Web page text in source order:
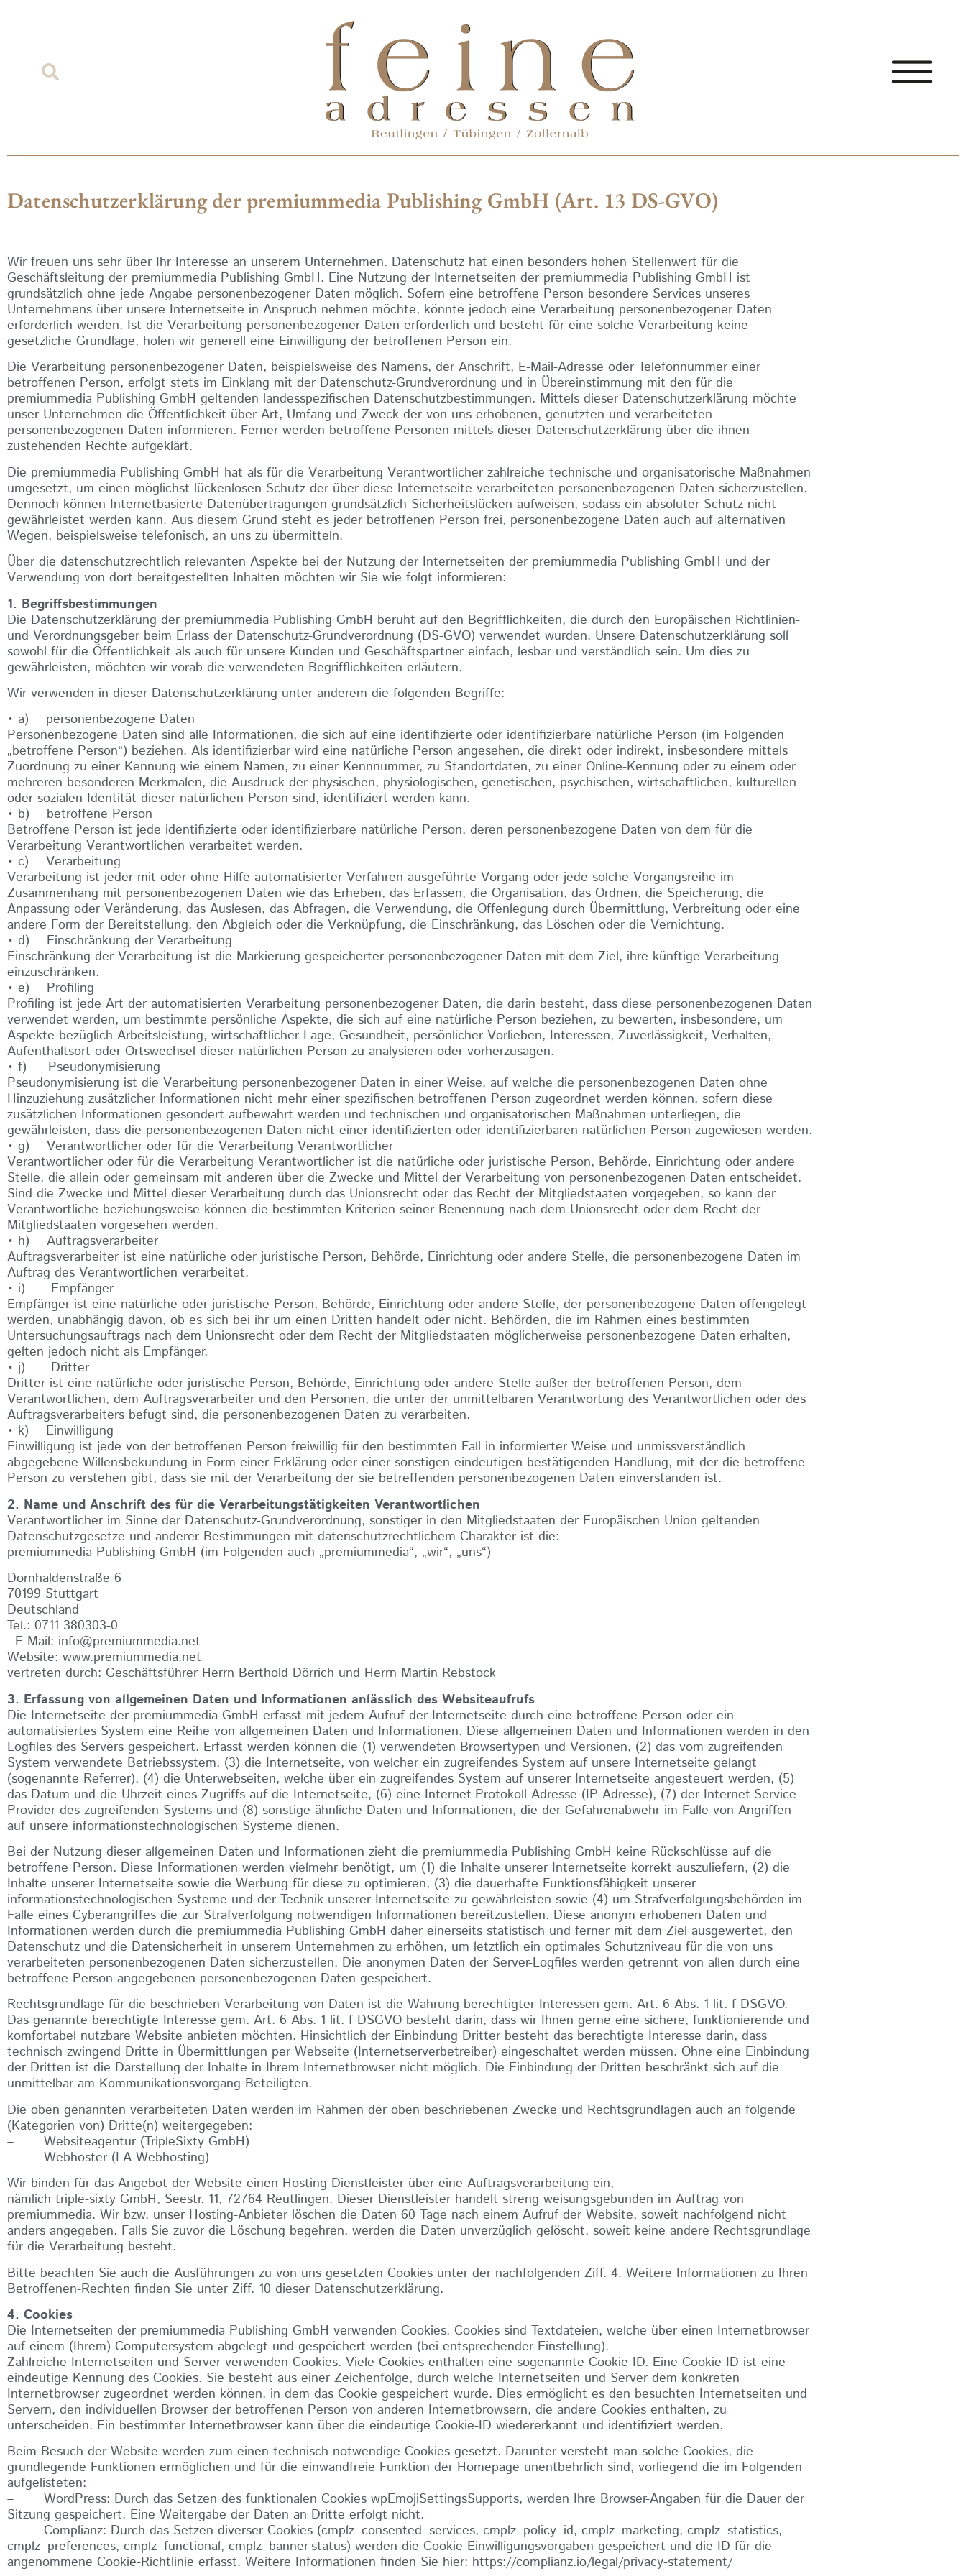
Datenschutzerklärung der premiummedia Publishing GmbH (Art. 13 DS-GVO)
Wir freuen uns sehr über Ihr Interesse an unserem Unternehmen. Datenschutz hat einen besonders hohen Stellenwert für die
Geschäftsleitung der premiummedia Publishing GmbH. Eine Nutzung der Internetseiten der premiummedia Publishing GmbH ist
grundsätzlich ohne jede Angabe personenbezogener Daten möglich. Sofern eine betroffene Person besondere Services unseres
Unternehmens über unsere Internetseite in Anspruch nehmen möchte, könnte jedoch eine Verarbeitung personenbezogener Daten
erforderlich werden. Ist die Verarbeitung personenbezogener Daten erforderlich und besteht für eine solche Verarbeitung keine
gesetzliche Grundlage, holen wir generell eine Einwilligung der betroffenen Person ein.
Die Verarbeitung personenbezogener Daten, beispielsweise des Namens, der Anschrift, E-Mail-Adresse oder Telefonnummer einer
betroffenen Person, erfolgt stets im Einklang mit der Datenschutz-Grundverordnung und in Übereinstimmung mit den für die
premiummedia Publishing GmbH geltenden landesspezifischen Datenschutzbestimmungen. Mittels dieser Datenschutzerklärung möchte
unser Unternehmen die Öffentlichkeit über Art, Umfang und Zweck der von uns erhobenen, genutzten und verarbeiteten
personenbezogenen Daten informieren. Ferner werden betroffene Personen mittels dieser Datenschutzerklärung über die ihnen
zustehenden Rechte aufgeklärt.
Die premiummedia Publishing GmbH hat als für die Verarbeitung Verantwortlicher zahlreiche technische und organisatorische Maßnahmen
umgesetzt, um einen möglichst lückenlosen Schutz der über diese Internetseite verarbeiteten personenbezogenen Daten sicherzustellen.
Dennoch können Internetbasierte Datenübertragungen grundsätzlich Sicherheitslücken aufweisen, sodass ein absoluter Schutz nicht
gewährleistet werden kann. Aus diesem Grund steht es jeder betroffenen Person frei, personenbezogene Daten auch auf alternativen
Wegen, beispielsweise telefonisch, an uns zu übermitteln.
Über die datenschutzrechtlich relevanten Aspekte bei der Nutzung der Internetseiten der premiummedia Publishing GmbH und der
Verwendung von dort bereitgestellten Inhalten möchten wir Sie wie folgt informieren:
1. Begriffsbestimmungen
Die Datenschutzerklärung der premiummedia Publishing GmbH beruht auf den Begrifflichkeiten, die durch den Europäischen Richtlinien-
und Verordnungsgeber beim Erlass der Datenschutz-Grundverordnung (DS-GVO) verwendet wurden. Unsere Datenschutzerklärung soll
sowohl für die Öffentlichkeit als auch für unsere Kunden und Geschäftspartner einfach, lesbar und verständlich sein. Um dies zu
gewährleisten, möchten wir vorab die verwendeten Begrifflichkeiten erläutern.
Wir verwenden in dieser Datenschutzerklärung unter anderem die folgenden Begriffe:
• a) personenbezogene Daten
Personenbezogene Daten sind alle Informationen, die sich auf eine identifizierte oder identifizierbare natürliche Person (im Folgenden
„betroffene Person“) beziehen. Als identifizierbar wird eine natürliche Person angesehen, die direkt oder indirekt, insbesondere mittels
Zuordnung zu einer Kennung wie einem Namen, zu einer Kennnummer, zu Standortdaten, zu einer Online-Kennung oder zu einem oder
mehreren besonderen Merkmalen, die Ausdruck der physischen, physiologischen, genetischen, psychischen, wirtschaftlichen, kulturellen
oder sozialen Identität dieser natürlichen Person sind, identifiziert werden kann.
• b) betroffene Person
Betroffene Person ist jede identifizierte oder identifizierbare natürliche Person, deren personenbezogene Daten von dem für die
Verarbeitung Verantwortlichen verarbeitet werden.
• c) Verarbeitung
Verarbeitung ist jeder mit oder ohne Hilfe automatisierter Verfahren ausgeführte Vorgang oder jede solche Vorgangsreihe im
Zusammenhang mit personenbezogenen Daten wie das Erheben, das Erfassen, die Organisation, das Ordnen, die Speicherung, die
Anpassung oder Veränderung, das Auslesen, das Abfragen, die Verwendung, die Offenlegung durch Übermittlung, Verbreitung oder eine
andere Form der Bereitstellung, den Abgleich oder die Verknüpfung, die Einschränkung, das Löschen oder die Vernichtung.
• d) Einschränkung der Verarbeitung
Einschränkung der Verarbeitung ist die Markierung gespeicherter personenbezogener Daten mit dem Ziel, ihre künftige Verarbeitung
einzuschränken.
• e) Profiling
Profiling ist jede Art der automatisierten Verarbeitung personenbezogener Daten, die darin besteht, dass diese personenbezogenen Daten
verwendet werden, um bestimmte persönliche Aspekte, die sich auf eine natürliche Person beziehen, zu bewerten, insbesondere, um
Aspekte bezüglich Arbeitsleistung, wirtschaftlicher Lage, Gesundheit, persönlicher Vorlieben, Interessen, Zuverlässigkeit, Verhalten,
Aufenthaltsort oder Ortswechsel dieser natürlichen Person zu analysieren oder vorherzusagen.
• f) Pseudonymisierung
Pseudonymisierung ist die Verarbeitung personenbezogener Daten in einer Weise, auf welche die personenbezogenen Daten ohne
Hinzuziehung zusätzlicher Informationen nicht mehr einer spezifischen betroffenen Person zugeordnet werden können, sofern diese
zusätzlichen Informationen gesondert aufbewahrt werden und technischen und organisatorischen Maßnahmen unterliegen, die
gewährleisten, dass die personenbezogenen Daten nicht einer identifizierten oder identifizierbaren natürlichen Person zugewiesen werden.
• g) Verantwortlicher oder für die Verarbeitung Verantwortlicher
Verantwortlicher oder für die Verarbeitung Verantwortlicher ist die natürliche oder juristische Person, Behörde, Einrichtung oder andere
Stelle, die allein oder gemeinsam mit anderen über die Zwecke und Mittel der Verarbeitung von personenbezogenen Daten entscheidet.
Sind die Zwecke und Mittel dieser Verarbeitung durch das Unionsrecht oder das Recht der Mitgliedstaaten vorgegeben, so kann der
Verantwortliche beziehungsweise können die bestimmten Kriterien seiner Benennung nach dem Unionsrecht oder dem Recht der
Mitgliedstaaten vorgesehen werden.
• h) Auftragsverarbeiter
Auftragsverarbeiter ist eine natürliche oder juristische Person, Behörde, Einrichtung oder andere Stelle, die personenbezogene Daten im
Auftrag des Verantwortlichen verarbeitet.
• i) Empfänger
Empfänger ist eine natürliche oder juristische Person, Behörde, Einrichtung oder andere Stelle, der personenbezogene Daten offengelegt
werden, unabhängig davon, ob es sich bei ihr um einen Dritten handelt oder nicht. Behörden, die im Rahmen eines bestimmten
Untersuchungsauftrags nach dem Unionsrecht oder dem Recht der Mitgliedstaaten möglicherweise personenbezogene Daten erhalten,
gelten jedoch nicht als Empfänger.
• j) Dritter
Dritter ist eine natürliche oder juristische Person, Behörde, Einrichtung oder andere Stelle außer der betroffenen Person, dem
Verantwortlichen, dem Auftragsverarbeiter und den Personen, die unter der unmittelbaren Verantwortung des Verantwortlichen oder des
Auftragsverarbeiters befugt sind, die personenbezogenen Daten zu verarbeiten.
• k) Einwilligung
Einwilligung ist jede von der betroffenen Person freiwillig für den bestimmten Fall in informierter Weise und unmissverständlich
abgegebene Willensbekundung in Form einer Erklärung oder einer sonstigen eindeutigen bestätigenden Handlung, mit der die betroffene
Person zu verstehen gibt, dass sie mit der Verarbeitung der sie betreffenden personenbezogenen Daten einverstanden ist.
2. Name und Anschrift des für die Verarbeitungstätigkeiten Verantwortlichen
Verantwortlicher im Sinne der Datenschutz-Grundverordnung, sonstiger in den Mitgliedstaaten der Europäischen Union geltenden
Datenschutzgesetze und anderer Bestimmungen mit datenschutzrechtlichem Charakter ist die:
premiummedia Publishing GmbH (im Folgenden auch „premiummedia“, „wir“, „uns“)
Dornhaldenstraße 6
70199 Stuttgart
Deutschland
Tel.: 0711 380303-0
E-Mail: info@premiummedia.net
Website: www.premiummedia.net
vertreten durch: Geschäftsführer Herrn Berthold Dörrich und Herrn Martin Rebstock
3. Erfassung von allgemeinen Daten und Informationen anlässlich des Websiteaufrufs
Die Internetseite der premiummedia GmbH erfasst mit jedem Aufruf der Internetseite durch eine betroffene Person oder ein
automatisiertes System eine Reihe von allgemeinen Daten und Informationen. Diese allgemeinen Daten und Informationen werden in den
Logfiles des Servers gespeichert. Erfasst werden können die (1) verwendeten Browsertypen und Versionen, (2) das vom zugreifenden
System verwendete Betriebssystem, (3) die Internetseite, von welcher ein zugreifendes System auf unsere Internetseite gelangt
(sogenannte Referrer), (4) die Unterwebseiten, welche über ein zugreifendes System auf unserer Internetseite angesteuert werden, (5)
das Datum und die Uhrzeit eines Zugriffs auf die Internetseite, (6) eine Internet-Protokoll-Adresse (IP-Adresse), (7) der Internet-Service-
Provider des zugreifenden Systems und (8) sonstige ähnliche Daten und Informationen, die der Gefahrenabwehr im Falle von Angriffen
auf unsere informationstechnologischen Systeme dienen.
Bei der Nutzung dieser allgemeinen Daten und Informationen zieht die premiummedia Publishing GmbH keine Rückschlüsse auf die
betroffene Person. Diese Informationen werden vielmehr benötigt, um (1) die Inhalte unserer Internetseite korrekt auszuliefern, (2) die
Inhalte unserer Internetseite sowie die Werbung für diese zu optimieren, (3) die dauerhafte Funktionsfähigkeit unserer
informationstechnologischen Systeme und der Technik unserer Internetseite zu gewährleisten sowie (4) um Strafverfolgungsbehörden im
Falle eines Cyberangriffes die zur Strafverfolgung notwendigen Informationen bereitzustellen. Diese anonym erhobenen Daten und
Informationen werden durch die premiummedia Publishing GmbH daher einerseits statistisch und ferner mit dem Ziel ausgewertet, den
Datenschutz und die Datensicherheit in unserem Unternehmen zu erhöhen, um letztlich ein optimales Schutzniveau für die von uns
verarbeiteten personenbezogenen Daten sicherzustellen. Die anonymen Daten der Server-Logfiles werden getrennt von allen durch eine
betroffene Person angegebenen personenbezogenen Daten gespeichert.
Rechtsgrundlage für die beschrieben Verarbeitung von Daten ist die Wahrung berechtigter Interessen gem. Art. 6 Abs. 1 lit. f DSGVO.
Das genannte berechtigte Interesse gem. Art. 6 Abs. 1 lit. f DSGVO besteht darin, dass wir Ihnen gerne eine sichere, funktionierende und
komfortabel nutzbare Website anbieten möchten. Hinsichtlich der Einbindung Dritter besteht das berechtigte Interesse darin, dass
technisch zwingend Dritte in Übermittlungen per Webseite (Internetserverbetreiber) eingeschaltet werden müssen. Ohne eine Einbindung
der Dritten ist die Darstellung der Inhalte in Ihrem Internetbrowser nicht möglich. Die Einbindung der Dritten beschränkt sich auf die
unmittelbar am Kommunikationsvorgang Beteiligten.
Die oben genannten verarbeiteten Daten werden im Rahmen der oben beschriebenen Zwecke und Rechtsgrundlagen auch an folgende
(Kategorien von) Dritte(n) weitergegeben:
– Websiteagentur (TripleSixty GmbH)
– Webhoster (LA Webhosting)
Wir binden für das Angebot der Website einen Hosting-Dienstleister über eine Auftragsverarbeitung ein,
nämlich triple-sixty GmbH, Seestr. 11, 72764 Reutlingen. Dieser Dienstleister handelt streng weisungsgebunden im Auftrag von
premiummedia. Wir bzw. unser Hosting-Anbieter löschen die Daten 60 Tage nach einem Aufruf der Website, soweit nachfolgend nicht
anders angegeben. Falls Sie zuvor die Löschung begehren, werden die Daten unverzüglich gelöscht, soweit keine andere Rechtsgrundlage
für die Verarbeitung besteht.
Bitte beachten Sie auch die Ausführungen zu von uns gesetzten Cookies unter der nachfolgenden Ziff. 4. Weitere Informationen zu Ihren
Betroffenen-Rechten finden Sie unter Ziff. 10 dieser Datenschutzerklärung.
4. Cookies
Die Internetseiten der premiummedia Publishing GmbH verwenden Cookies. Cookies sind Textdateien, welche über einen Internetbrowser
auf einem (Ihrem) Computersystem abgelegt und gespeichert werden (bei entsprechender Einstellung).
Zahlreiche Internetseiten und Server verwenden Cookies. Viele Cookies enthalten eine sogenannte Cookie-ID. Eine Cookie-ID ist eine
eindeutige Kennung des Cookies. Sie besteht aus einer Zeichenfolge, durch welche Internetseiten und Server dem konkreten
Internetbrowser zugeordnet werden können, in dem das Cookie gespeichert wurde. Dies ermöglicht es den besuchten Internetseiten und
Servern, den individuellen Browser der betroffenen Person von anderen Internetbrowsern, die andere Cookies enthalten, zu
unterscheiden. Ein bestimmter Internetbrowser kann über die eindeutige Cookie-ID wiedererkannt und identifiziert werden.
Beim Besuch der Website werden zum einen technisch notwendige Cookies gesetzt. Darunter versteht man solche Cookies, die
grundlegende Funktionen ermöglichen und für die einwandfreie Funktion der Homepage unentbehrlich sind, vorliegend die im Folgenden
aufgelisteten:
– WordPress: Durch das Setzen des funktionalen Cookies wpEmojiSettingsSupports, werden Ihre Browser-Angaben für die Dauer der
Sitzung gespeichert. Eine Weitergabe der Daten an Dritte erfolgt nicht.
– Complianz: Durch das Setzen diverser Cookies (cmplz_consented_services, cmplz_policy_id, cmplz_marketing, cmplz_statistics,
cmplz_preferences, cmplz_functional, cmplz_banner-status) werden die Cookie-Einwilligungsvorgaben gespeichert und die ID für die
angenommene Cookie-Richtlinie erfasst. Weitere Informationen finden Sie hier: https://complianz.io/legal/privacy-statement/